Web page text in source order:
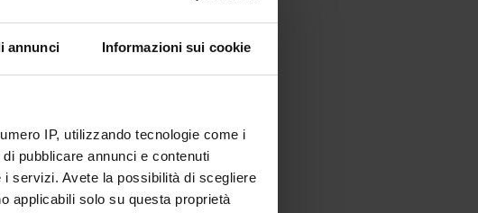
annunci Informazioni sui cookie
IP, utilizzando tecnologie come i
pubblicare annunci e contenuti
servizi. Avete la possibilità di scegliere
applicabili solo su questa proprietà